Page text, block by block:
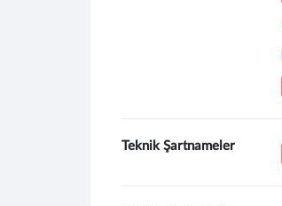
Teknik Şartnameler